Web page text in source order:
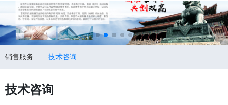
销售服务 技术咨询
技术咨询